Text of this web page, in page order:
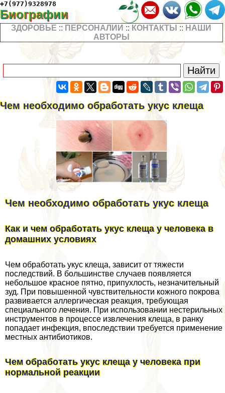
+7(977)9328978
Биографии
ЗДОРОВЬЕ :: ПЕРСОНАЛИИ :: КОНТАКТЫ :: НАШИ
АВТОРЫ
Чем необходимо обработать укус клеща
Чем необходимо обработать укус клеща
Как и чем обработать укус клеща у человека в
домашних условиях
Чем обработать укус клеща, зависит от тяжести
последствий. В большинстве случаев появляется
небольшое красное пятно, припухлость, незначительный
зуд. При повышенной чувствительности кожного покрова
развивается аллергическая реакция, требующая
специального лечения. При использовании нестерильных
инструментов в процессе извлечения клеща, в ранку
попадает инфекция, впоследствии требуется применение
местных антибиотиков.
Чем обработать укус клеща у человека при
нормальной реакции